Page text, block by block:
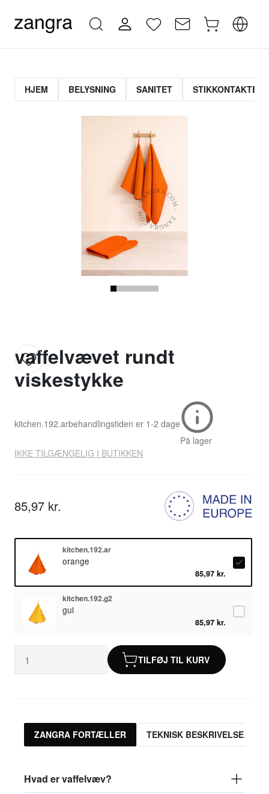
HJEM BELYSNING SANITET STIKKONTAKTER
vaffelvævet rundt
viskestykke
kitchen.192.arbehandlingstiden er 1-2 dage
På lager
IKKE TILGÆNGELIG I BUTIKKEN
85,97 kr.
kitchen.192.ar
orange
85,97 kr.
kitchen.192.g2
gul
85,97 kr.
TILFØJ TIL KURV
ZANGRA FORTÆLLER TEKNISK BESKRIVELSE
Hvad er vaffelvæv?